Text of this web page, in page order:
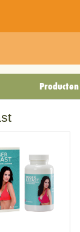
Producten